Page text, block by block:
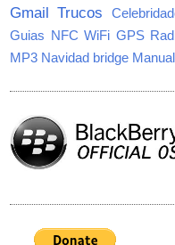
Gmail Trucos
Guias NFC WiFi GPS
MP3 Navidad bridge